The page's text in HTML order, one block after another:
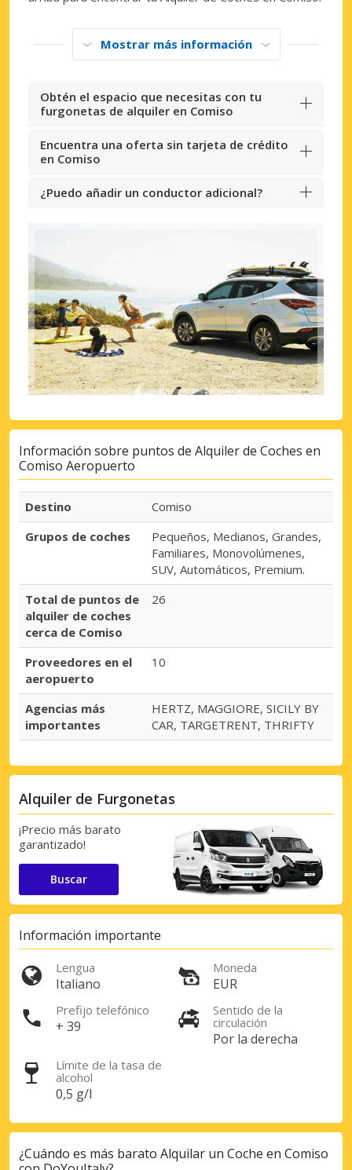
Mostrar más información
Obtén el espacio que necesitas con tu
furgonetas de alquiler en Comiso
Encuentra una oferta sin tarjeta de crédito
en Comiso
¿Puedo añadir un conductor adicional?
Información sobre puntos de Alquiler de Coches en
Comiso Aeropuerto
Destino
Comiso
Grupos de coches
Pequeños, Medianos, Grandes,
Familiares, Monovolúmenes,
SUV, Automáticos, Premium.
Total de puntos de
alquiler de coches
cerca de Comiso
26
Proveedores en el
aeropuerto
10
Agencias más
importantes
HERTZ, MAGGIORE, SICILY BY
CAR, TARGETRENT, THRIFTY
Alquiler de Furgonetas
¡Precio más barato
garantizado!
Buscar
Información importante
Lengua
Italiano
Moneda
EUR
Prefijo telefónico
+ 39
Sentido de la
circulación
Por la derecha
Límite de la tasa de
alcohol
0,5 g/l
¿Cuándo es más barato Alquilar un Coche en Comiso